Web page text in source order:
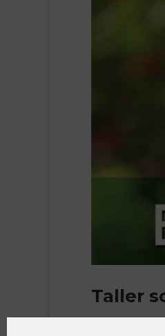
Taller
5 Jun, 2019|